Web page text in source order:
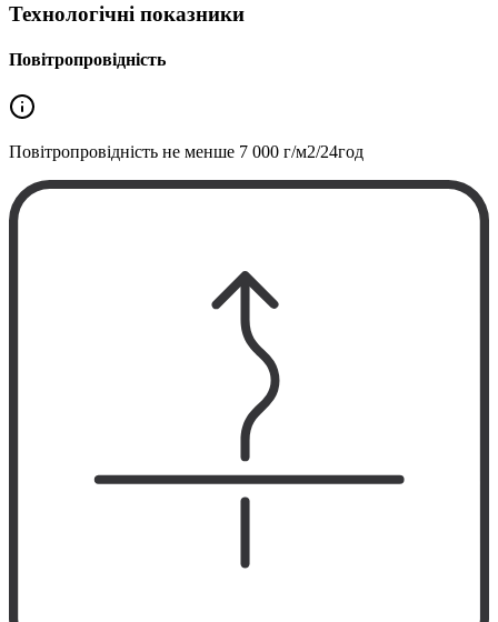
Технологічні показники
Повітропровідність
Повітропровідність не менше 7 000 г/м2/24год